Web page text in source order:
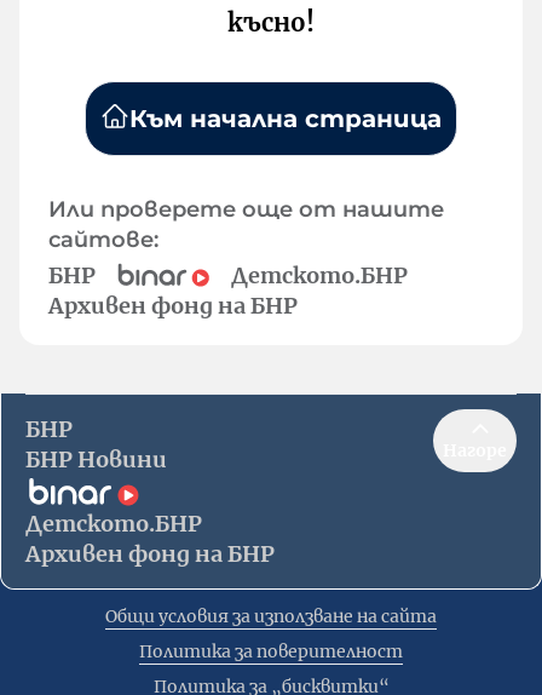
късно!
Към начална страница
Или проверете още от нашите
сайтове:
БНР
Детското.БНР
Архивен фонд на БНР
БНР
БНР Новини
Детското.БНР
Архивен фонд на БНР
Общи условия за използване на сайта
Политика за поверителност
Политика за „бисквитки“